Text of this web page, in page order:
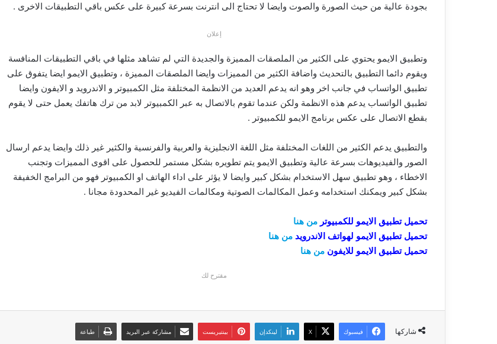
بجودة عالية من حيث الصورة والصوت وايضا لا تحتاج الى انترنت بسرعة كبيرة على عكس باقي التطبيقات الاخرى .
إعلان
وتطبيق الايمو يحتوي على الكثير من الملصقات المميزة والجديدة التي لم تشاهد مثلها في باقي التطبيقات المنافسة
ويقوم دائما التطبيق بالتحديث واضافة الكثير من المميزات وايضا الملصقات المميزة ، وتطبيق الايمو ايضا يتفوق على
تطبيق الواتساب في جانب اخر وهو انه يدعم العديد من الانظمة المختلفة مثل الكمبيوتر و الاندرويد و الايفون وايضا
تطبيق الواتساب يدعم هذه الانظمة ولكن عندما تقوم بالاتصال به عبر الكمبيوتر لابد من ترك هاتفك يعمل حتى لا يقوم
بقطع الاتصال على عكس برنامج الايمو للكمبيوتر .
والتطبيق يدعم الكثير من اللغات المختلفة مثل اللغة الانجليزية والعربية والفرنسية والكثير غير ذلك وايضا يدعم ارسال
الصور والفيديوهات بسرعة عالية وتطبيق الايمو يتم تطويره بشكل مستمر للحصول على اقوى المميزات وتجنب
الاخطاء ، وهو تطبيق سهل الاستخدام بشكل كبير وايضا لا يؤثر على اداء الهاتف او الكمبيوتر فهو من البرامج الخفيفة
بشكل كبير ويمكنك استخدامه وعمل المكالمات الصوتية ومكالمات الفيديو غير المحدودة مجانا .
تحميل تطبيق الايمو للكمبيوتر من هنا
تحميل تطبيق الايمو لهواتف الاندرويد من هنا
تحميل تطبيق الايمو للايفون من هنا
مقترح لك
شاركها فيسبوك ‫X لينكدإن بينتيريست مشاركة عبر البريد طباعة